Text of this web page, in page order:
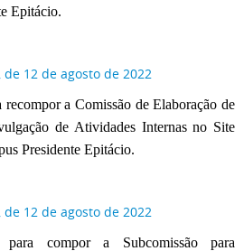
Epitácio.
de 12 de agosto de 2022
a Comissão de Elaboração de
de Atividades Internas no Site
Presidente Epitácio.
de 12 de agosto de 2022
para compor a Subcomissão para